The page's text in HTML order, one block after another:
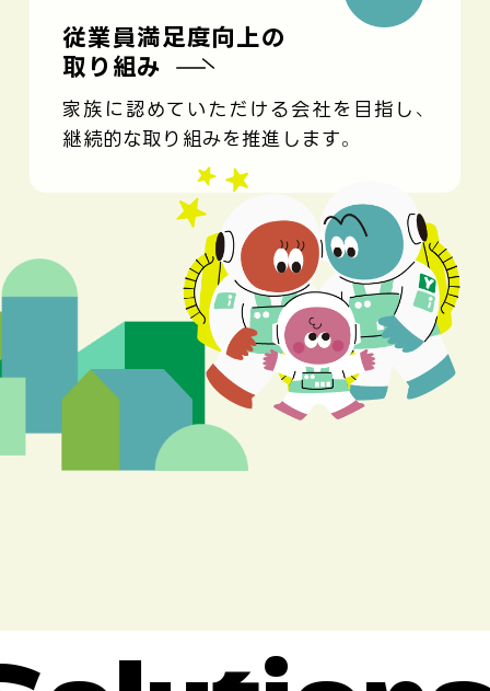
従業員満足度向上の
取り組み
家族に認めていただける会社を目指し、
継続的な取り組みを推進します。